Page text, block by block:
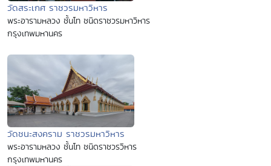
วัดสระเกศ ราชวรมหาวิหาร
พระอารามหลวง ชั้นโท ชนิดราชวรมหาวิหาร
กรุงเทพมหานคร
วัดชนะสงคราม ราชวรมหาวิหาร
พระอารามหลวง ชั้นโท ชนิดราชวรวิหาร
กรุงเทพมหานคร